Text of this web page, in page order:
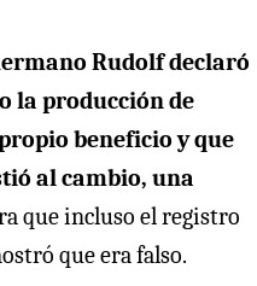
Rudolf declaró
la producción de
beneficio y que
al cambio, una
que incluso el registro
que era falso.